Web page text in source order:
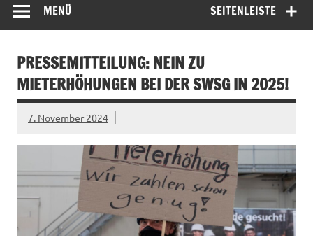
SEITENLEISTE
MENÜ
PRESSEMITTEILUNG: NEIN ZU
MIETERHÖHUNGEN BEI DER SWSG IN 2025!
7. November 2024